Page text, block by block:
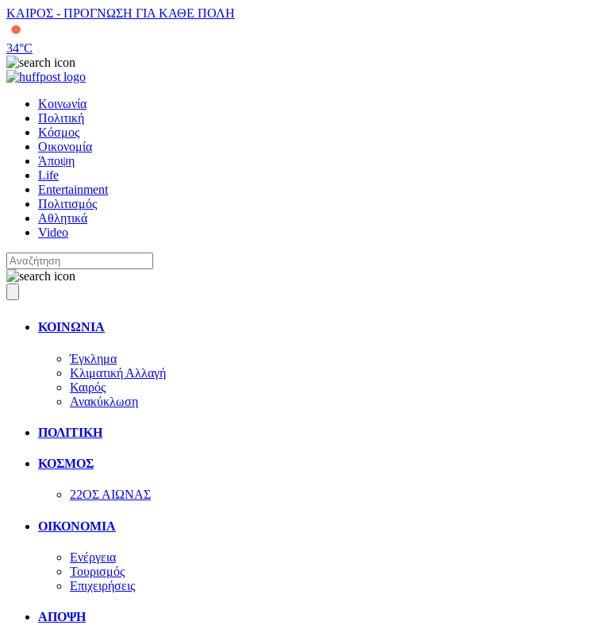
ΚΑΙΡΟΣ - ΠΡΟΓΝΩΣΗ ΓΙΑ ΚΑΘΕ ΠΟΛΗ
34°C
Κοινωνία
Πολιτική
Κόσμος
Οικονομία
Άποψη
Life
Entertainment
Πολιτισμός
Αθλητικά
Video
ΚΟΙΝΩΝΙΑ
Έγκλημα
Κλιματική Αλλαγή
Καιρός
Ανακύκλωση
ΠΟΛΙΤΙΚΗ
ΚΟΣΜΟΣ
22ΟΣ ΑΙΩΝΑΣ
ΟΙΚΟΝΟΜΙΑ
Ενέργεια
Τουρισμός
Επιχειρήσεις
ΑΠΟΨΗ